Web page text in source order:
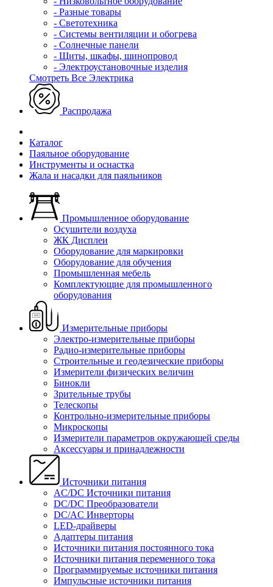
- Разные товары
- Светотехника
- Системы вентиляции и обогрева
- Солнечные панели
- Щиты, шкафы, шинопровод
- Электроустановочные изделия
Смотреть Все Электрика
Распродажа
Каталог
Паяльное оборудование
Инструменты и оснастка
Жала и насадки для паяльников
Промышленное оборудование
Осушители воздуха
ЖК Дисплеи
Оборудование для маркировки
Оборудование для обучения
Промышленная мебель
Комплектующие для промышленного
оборудования
Измерительные приборы
Электро-измерительные приборы
Радио-измерительные приборы
Строительные и геодезические приборы
Измерители физических величин
Бинокли
Зрительные трубы
Телескопы
Контрольно-измерительные приборы
Микроскопы
Измерители параметров окружающей среды
Аксессуары и принадлежности
Источники питания
AC/DC Источники питания
DC/DC Преобразователи
DC/AC Инверторы
LED-драйверы
Адаптеры питания
Источники питания постоянного тока
Источники питания переменного тока
Программируемые источники питания
Импульсные источники питания